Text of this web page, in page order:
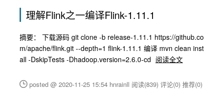
理解Flink之一编译Flink-1.11.1
摘要： 下载源码 git clone -b release-1.11.1 https://github.co
m/apache/flink.git --depth=1 flink-1.11.1 编译 mvn clean inst
all -DskipTests -Dhadoop.version=2.6.0-cd 阅读全文
posted @ 2020-11-25 15:54 hnrainll 阅读(839) 评论(0) 推荐(0)